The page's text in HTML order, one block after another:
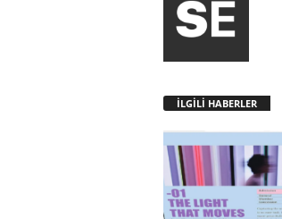
İLGİLİ HABERLER